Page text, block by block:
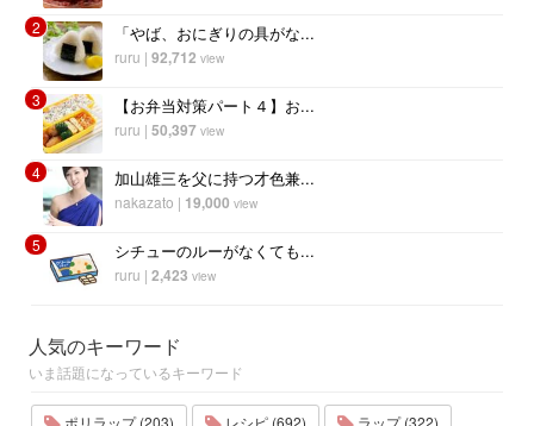
2 「やば、おにぎりの具がな...
ruru | 92,712 view
3 【お弁当対策パート４】お...
ruru | 50,397 view
4 加山雄三を父に持つ才色兼...
nakazato | 19,000 view
5 シチューのルーがなくても...
ruru | 2,423 view
人気のキーワード
いま話題になっているキーワード
ポリラップ (203) レシピ (692)
ラップ (322)